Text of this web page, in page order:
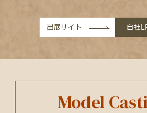
出展サイト 自社
Model